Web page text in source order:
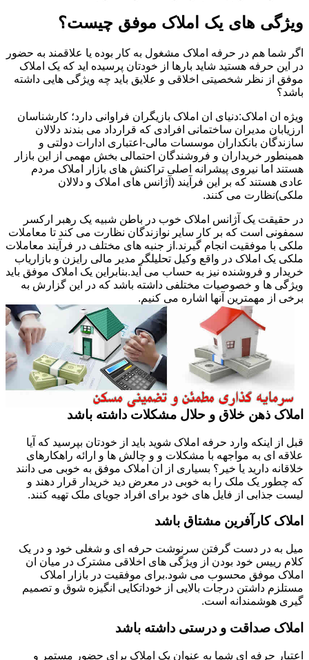
ویژگی های یک املاک موفق چیست؟
اگر شما هم در حرفه املاک مشغول به کار بوده یا علاقمند به حضور
در این حرفه هستید شاید بارها از خودتان پرسیده اید که یک املاک
موفق از نظر شخصیتی اخلاقی و علایق باید چه ویژگی هایی داشته
باشد؟
ویژه ان املاک:دنیای ان املاک بازیگران فراوانی دارد؛ کارشناسان
ارزیابان مدیران ساختمانی افرادی که قرارداد می بندند دلالان
سازندگان بانکداران موسسات مالی-اعتباری ادارات دولتی و
همینطور خریداران و فروشندگان احتمالی بخش مهمی از این بازار
هستند اما نیروی پیشرانه اصلی تراکنش های بازار املاک مردم
عادی هستند که بر این فرآیند (آژانس های املاک و دلالان
ملکی)نظارت می کنند.
در حقیقت یک آژانس املاک خوب در باطن شبیه یک رهبر ارکسر
سمفونی است که بر کار سایر نوازندگان نظارت می کند تا معاملات
ملکی با موفقیت انجام گیرند.از جنبه های مختلف در فرآیند معاملات
ملکی یک املاک در واقع وکیل تحلیلگر مدیر مالی رایزن و بازاریاب
خریدار و فروشنده نیز به حساب می آید.بنابراین یک املاک موفق باید
ویژگی ها و خصوصیات مختلفی داشته باشد که در این گزارش به
برخی از مهمترین آنها اشاره می کنیم.
املاک ذهن خلاق و حلال مشکلات داشته باشد
قبل از اینکه وارد حرفه املاک شوید باید از خودتان بپرسید که آیا
علاقه ای به مواجهه با مشکلات و و چالش ها و ارائه راهکارهای
خلاقانه دارید یا خیر؟ بسیاری از ان املاک موفق به خوبی می دانند
که چطور یک ملک را به خوبی در معرض دید خریدار قرار دهند و
لیست جذابی از فایل های خود برای افراد جویای ملک تهیه کنند.
املاک کارآفرین مشتاق باشد
میل به در دست گرفتن سرنوشت حرفه ای و شغلی خود و در یک
کلام رییس خود بودن از ویژگی های اخلاقی مشترک در میان ان
املاک موفق محسوب می شود.برای موفقیت در بازار املاک
مستلزم داشتن درجات بالایی از خوداتکایی انگیزه شوق و تصمیم
گیری هوشمندانه است.
املاک صداقت و درستی داشته باشد
اعتبار حرفه ای شما به عنوان یک املاک برای حضور مستمر و